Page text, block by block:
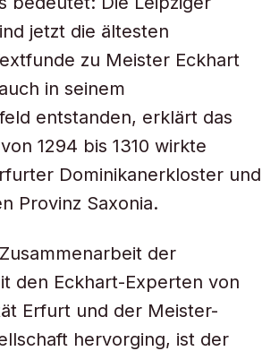
jetzt die ältesten
zu Meister Eckhart
in seinem
entstanden, erklärt das
1294 bis 1310 wirkte
Dominikanerkloster und
Provinz Saxonia.
der
den Eckhart-Experten von
Erfurt und der Meister-
hervorging, ist der